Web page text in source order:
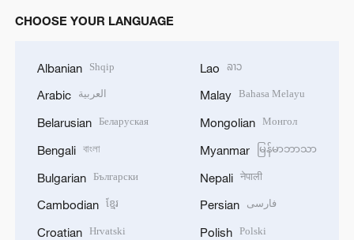
CHOOSE YOUR LANGUAGE
Albanian Shqip
Arabic العربية
Belarusian Беларуская
Bengali বাংলা
Bulgarian Български
Cambodian ខ្មែរ
Croatian Hrvatski
Lao ລາວ
Malay Bahasa Melayu
Mongolian Монгол
Myanmar မြန်မာဘာသာ
Nepali नेपाली
Persian فارسی
Polish Polski